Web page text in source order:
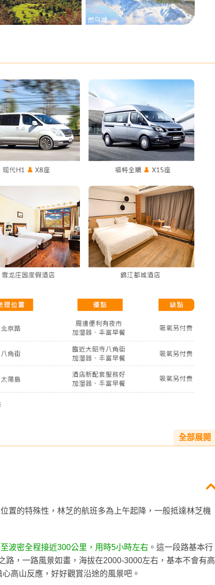
全部展開
置的特殊性，林芝的航班多為上午起降，一般抵達林芝機
波密全程接近300公里，用時5小時左右 。這一段路基本行
路，一路風景如畫，海拔在2000-3000左右，基本不會有高
高山反應，好好觀賞沿途的風景吧。